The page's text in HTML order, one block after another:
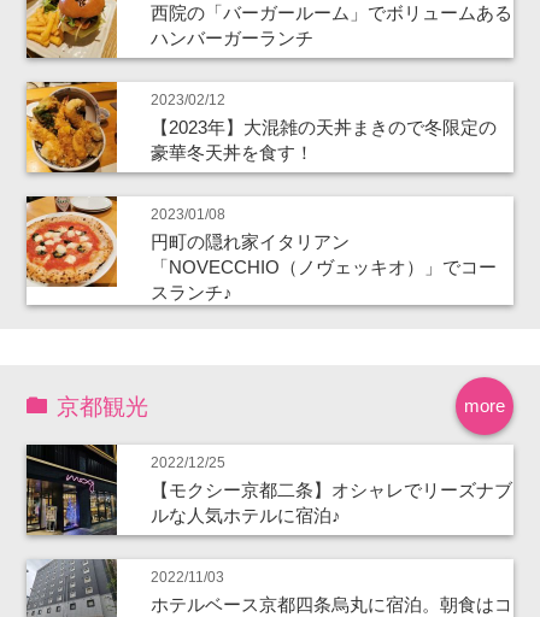
西院の「バーガールーム」でボリュームある
ハンバーガーランチ
2023/02/12
【2023年】大混雑の天丼まきので冬限定の
豪華冬天丼を食す！
2023/01/08
円町の隠れ家イタリアン
「NOVECCHIO（ノヴェッキオ）」でコー
スランチ♪
more
京都観光
2022/12/25
【モクシー京都二条】オシャレでリーズナブ
ルな人気ホテルに宿泊♪
2022/11/03
ホテルベース京都四条烏丸に宿泊。朝食はコ